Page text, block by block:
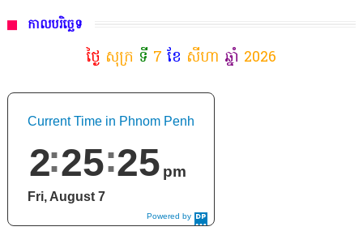
កាលបរិច្ឆេទ
ថ្ងៃ សុក្រ ទី 7 ខែ សីហា ឆ្នាំ 2026
Powered by
DaysPedia.c
Current Time in Phnom Penh
2 25 26 pm
Fri, August 7